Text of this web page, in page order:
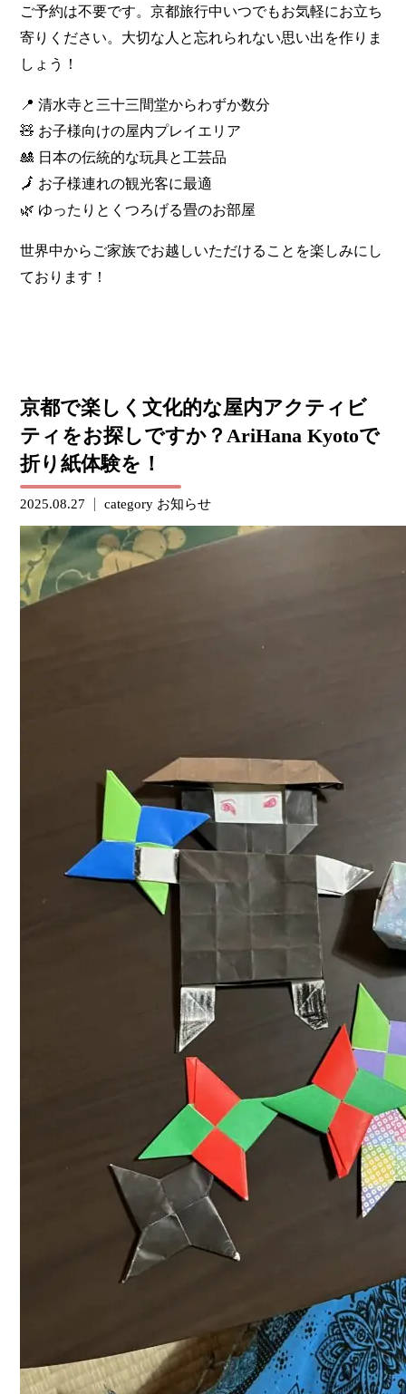
ご予約は不要です。京都旅行中いつでもお気軽にお立ち
寄りください。大切な人と忘れられない思い出を作りま
しょう！
📍 清水寺と三十三間堂からわずか数分
🧸 お子様向けの屋内プレイエリア
🎎 日本の伝統的な玩具と工芸品
🗾 お子様連れの観光客に最適
🌿 ゆったりとくつろげる畳のお部屋
世界中からご家族でお越しいただけることを楽しみにし
ております！
京都で楽しく文化的な屋内アクティビ
ティをお探しですか？AriHana Kyotoで
折り紙体験を！
2025.08.27 category お知らせ